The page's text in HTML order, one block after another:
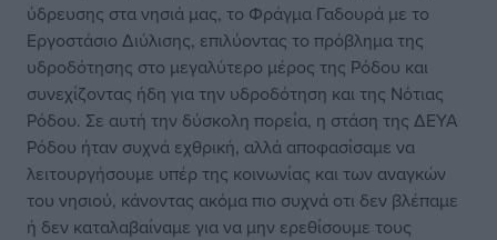
ύδρευσης στα νησιά μας, το Φράγμα Γαδουρά με το
Εργοστάσιο Διύλισης, επιλύοντας το πρόβλημα της
υδροδότησης στο μεγαλύτερο μέρος της Ρόδου και
συνεχίζοντας ήδη για την υδροδότηση και της Νότιας
Ρόδου. Σε αυτή την δύσκολη πορεία, η στάση της ΔΕΥΑ
Ρόδου ήταν συχνά εχθρική, αλλά αποφασίσαμε να
λειτουργήσουμε υπέρ της κοινωνίας και των αναγκών
του νησιού, κάνοντας ακόμα πιο συχνά οτι δεν βλέπαμε
ή δεν καταλαβαίναμε για να μην ερεθίσουμε τους